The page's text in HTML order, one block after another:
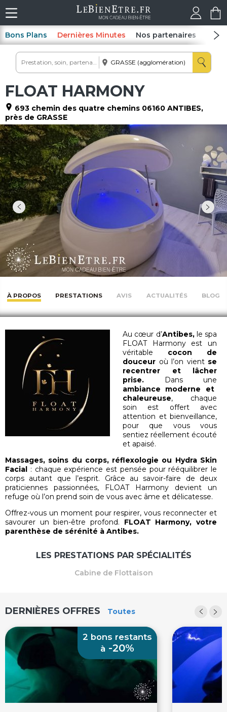
Bons Plans Dernières Minutes Nos partenaires Spas
FLOAT HARMONY
693 chemin des quatre chemins 06160 ANTIBES,
près de GRASSE
À PROPOS PRESTATIONS AVIS ACTUALITÉS BLOG
Au cœur d’Antibes,le spa
FLOAT Harmony est un
véritable cocon de
douceur où l’on vient se
recentrer et lâcher
prise. Dans une
ambiance moderne et
chaleureuse, chaque
soin est offert avec
attention et bienveillance,
pour que vous vous
sentiez réellement écouté
et apaisé.
Massages, soins du corps, réflexologie ou Hydra Skin
Facial : chaque expérience est pensée pour rééquilibrer le
corps autant que l’esprit. Grâce au savoir-faire de deux
praticiennes passionnées, FLOAT Harmony devient un
refuge où l’on prend soin de vous avec âme et délicatesse.
Offrez-vous un moment pour respirer, vous reconnecter et
savourer un bien-être profond. FLOAT Harmony, votre
parenthèse de sérénité à Antibes.
LES PRESTATIONS PAR SPÉCIALITÉS
Cabine de Flottaison
DERNIÈRES OFFRES Toutes
2 bons restants
à -20%